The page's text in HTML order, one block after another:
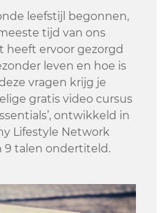
leefstijl begonnen,
tijd van ons
heeft ervoor gezorgd
leven en hoe is
vragen krijg je
gratis video cursus
ontwikkeld in
Lifestyle Network
9 talen ondertiteld.